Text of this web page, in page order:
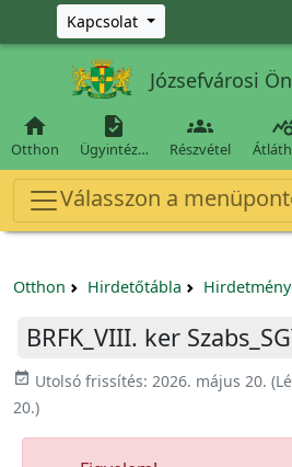
Ugrás a fő tartalomra
Kapcsolat
Józsefvárosi

Otthon

Ügyintéz…

Részvétel
Válasszon a
Otthon Hirdetőtábla
BRFK_VIII. ker
event_available Utolsó frissítés: 2026. május 20.
20.)